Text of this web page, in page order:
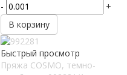
-
+
В корзину
Быстрый просмотр
Пряжа COSMO, темно-